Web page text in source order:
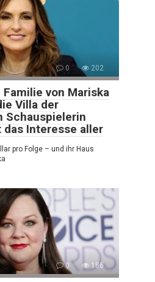
0 202
Familie von Mariska
Villa der
Schauspielerin
Interesse aller
pro Folge – und ihr Haus
0 186